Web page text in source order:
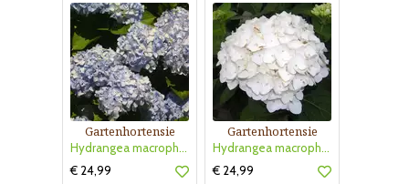
Gartenhortensie
Hydrangea macrophylla 'Endless Summer'
€ 24,99
Gartenhortensie
Hydrangea macrophylla 'The Bride'
€ 24,99